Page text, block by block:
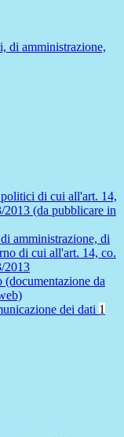
di amministrazione,
di cui all'art. 14,
2013 (da pubblicare in
amministrazione, di
di cui all'art. 14, co.
2013
(documentazione da
dei dati 1